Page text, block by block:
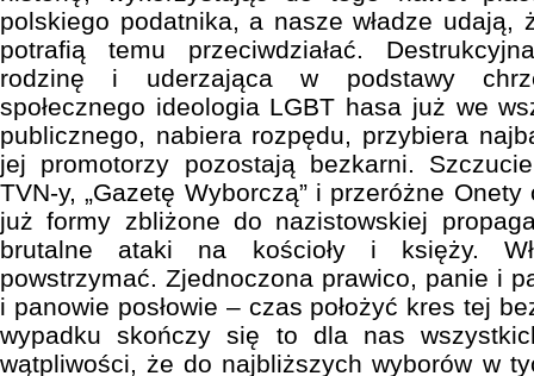
polskiego podatnika, a nasze władze
potrafią temu przeciwdziałać.
rodzinę i uderzająca w podstawy
społecznego ideologia LGBT hasa już we
publicznego, nabiera rozpędu, przybiera
jej promotorzy pozostają bezkarni.
TVN-y, „Gazetę Wyborczą” i przeróżne
już formy zbliżone do nazistowskiej
brutalne ataki na kościoły i księży.
powstrzymać. Zjednoczona prawico, panie i
i panowie posłowie – czas położyć kres tej
wypadku skończy się to dla nas
wątpliwości, że do najbliższych wyborów w